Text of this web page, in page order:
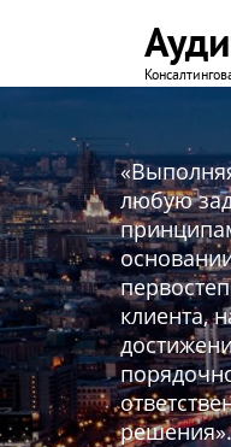
любую
клиента,
решения».